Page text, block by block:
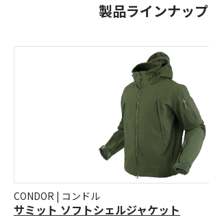
製品ラインナップ
CONDOR | コンドル
サミット ソフトシェルジャケット